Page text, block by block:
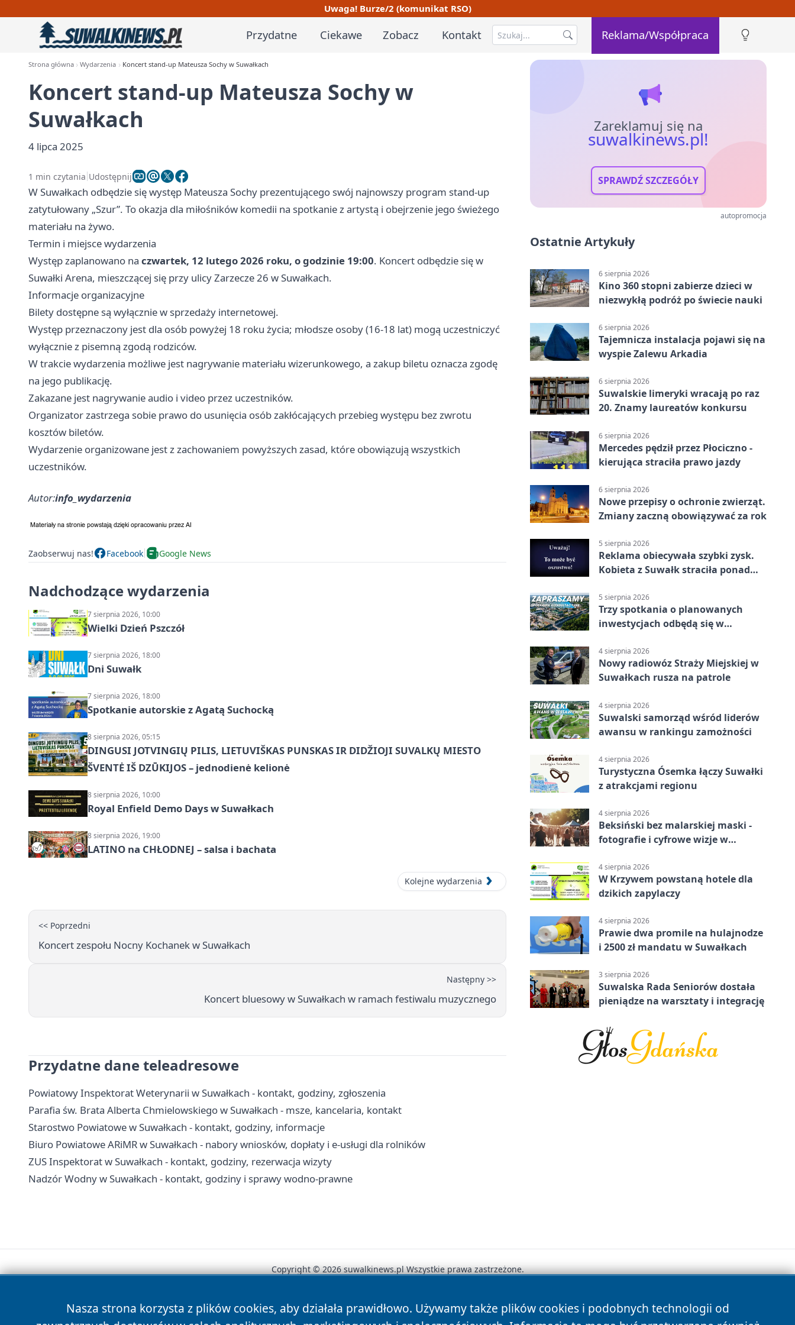
Uwaga! Burze/2 (komunikat RSO)
Przydatne Ciekawe Zobacz Kontakt Reklama/Współpraca
Strona główna Wydarzenia Koncert stand-up Mateusza Sochy w Suwałkach
Koncert stand-up Mateusza Sochy w
Suwałkach
4 lipca 2025
1 min czytania Udostępnij
W Suwałkach odbędzie się występ Mateusza Sochy prezentującego swój najnowszy program stand-up
zatytułowany „Szur”. To okazja dla miłośników komedii na spotkanie z artystą i obejrzenie jego świeżego
materiału na żywo.
Termin i miejsce wydarzenia
Występ zaplanowano na czwartek, 12 lutego 2026 roku, o godzinie 19:00. Koncert odbędzie się w
Suwałki Arena, mieszczącej się przy ulicy Zarzecze 26 w Suwałkach.
Informacje organizacyjne
Bilety dostępne są wyłącznie w sprzedaży internetowej.
Występ przeznaczony jest dla osób powyżej 18 roku życia; młodsze osoby (16-18 lat) mogą uczestniczyć
wyłącznie z pisemną zgodą rodziców.
W trakcie wydarzenia możliwe jest nagrywanie materiału wizerunkowego, a zakup biletu oznacza zgodę
na jego publikację.
Zakazane jest nagrywanie audio i video przez uczestników.
Organizator zastrzega sobie prawo do usunięcia osób zakłócających przebieg występu bez zwrotu
kosztów biletów.
Wydarzenie organizowane jest z zachowaniem powyższych zasad, które obowiązują wszystkich
uczestników.
Autor:info_wydarzenia
Zaobserwuj nas! Facebook Google News
Nadchodzące wydarzenia
7 sierpnia 2026, 10:00
Wielki Dzień Pszczół
7 sierpnia 2026, 18:00
Dni Suwałk
7 sierpnia 2026, 18:00
Spotkanie autorskie z Agatą Suchocką
8 sierpnia 2026, 05:15
DINGUSI JOTVINGIŲ PILIS, LIETUVIŠKAS PUNSKAS IR DIDŽIOJI SUVALKŲ MIESTO
ŠVENTĖ IŠ DZŪKIJOS – jednodienė kelionė
8 sierpnia 2026, 10:00
Royal Enfield Demo Days w Suwałkach
8 sierpnia 2026, 19:00
LATINO na CHŁODNEJ – salsa i bachata
Kolejne wydarzenia
<< Poprzedni
Koncert zespołu Nocny Kochanek w Suwałkach
Następny >>
Koncert bluesowy w Suwałkach w ramach festiwalu muzycznego
Przydatne dane teleadresowe
Powiatowy Inspektorat Weterynarii w Suwałkach - kontakt, godziny, zgłoszenia
Parafia św. Brata Alberta Chmielowskiego w Suwałkach - msze, kancelaria, kontakt
Starostwo Powiatowe w Suwałkach - kontakt, godziny, informacje
Biuro Powiatowe ARiMR w Suwałkach - nabory wniosków, dopłaty i e-usługi dla rolników
ZUS Inspektorat w Suwałkach - kontakt, godziny, rezerwacja wizyty
Nadzór Wodny w Suwałkach - kontakt, godziny i sprawy wodno-prawne
Zareklamuj się na
suwalkinews.pl!
SPRAWDŹ SZCZEGÓŁY
autopromocja
Ostatnie Artykuły
6 sierpnia 2026
Kino 360 stopni zabierze dzieci w
niezwykłą podróż po świecie nauki
6 sierpnia 2026
Tajemnicza instalacja pojawi się na
wyspie Zalewu Arkadia
6 sierpnia 2026
Suwalskie limeryki wracają po raz
20. Znamy laureatów konkursu
6 sierpnia 2026
Mercedes pędził przez Płociczno -
kierująca straciła prawo jazdy
6 sierpnia 2026
Nowe przepisy o ochronie zwierząt.
Zmiany zaczną obowiązywać za rok
5 sierpnia 2026
Reklama obiecywała szybki zysk.
Kobieta z Suwałk straciła ponad
5 sierpnia 2026
Trzy spotkania o planowanych
inwestycjach odbędą się w
4 sierpnia 2026
Nowy radiowóz Straży Miejskiej w
Suwałkach rusza na patrole
4 sierpnia 2026
Suwalski samorząd wśród liderów
awansu w rankingu zamożności
4 sierpnia 2026
Turystyczna Ósemka łączy Suwałki
z atrakcjami regionu
4 sierpnia 2026
Beksiński bez malarskiej maski -
fotografie i cyfrowe wizje w
4 sierpnia 2026
W Krzywem powstaną hotele dla
dzikich zapylaczy
4 sierpnia 2026
Prawie dwa promile na hulajnodze
i 2500 zł mandatu w Suwałkach
3 sierpnia 2026
Suwalska Rada Seniorów dostała
pieniądze na warsztaty i integrację
Nasza strona korzysta z plików cookies, aby działała prawidłowo. Używamy także plików cookies i podobnych technologii od
Copyright © 2026 suwalkinews.pl Wszystkie prawa zastrzeżone.
News Autorzy Polityka Prywatności Polityka Cookies